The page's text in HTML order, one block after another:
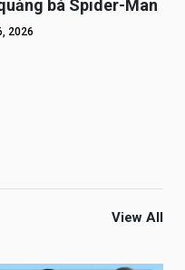
bá Spider-Man
2026
View All